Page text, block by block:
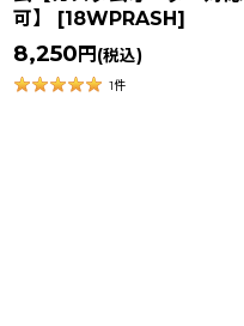
可】
[18WPRASH ]
8,250 円 (税込)
1件